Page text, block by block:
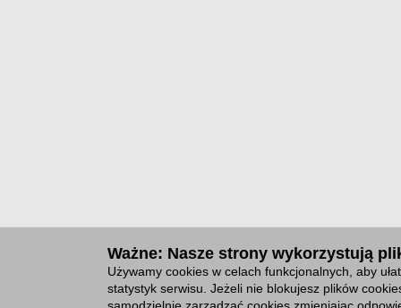
Ważne: Nasze strony wykorzystują
Używamy cookies w celach funkcjonalnych, aby
statystyk serwisu. Jeżeli nie blokujesz plików